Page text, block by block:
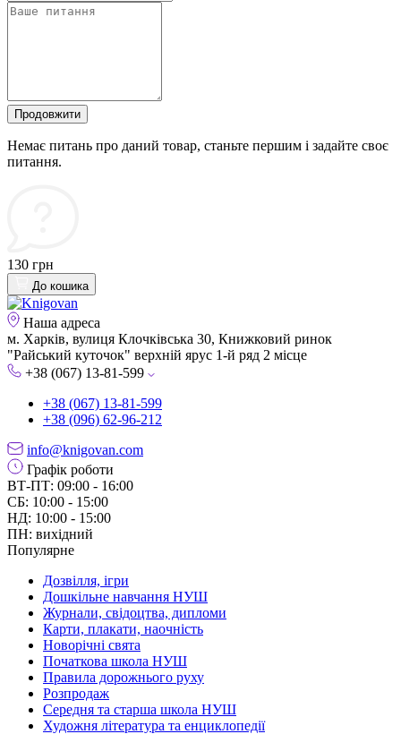
Продовжити
Немає питань про даний товар, станьте першим і задайте своє
питання.
130 грн
До кошика
Наша адреса
м. Харків, вулиця Клочківська 30, Книжковий ринок
"Райський куточок" верхній ярус 1-й ряд 2 місце
+38 (067) 13-81-599
+38 (067) 13-81-599
+38 (096) 62-96-212
info@knigovan.com
Графік роботи
ВТ-ПТ: 09:00 - 16:00
СБ: 10:00 - 15:00
НД: 10:00 - 15:00
ПН: вихідний
Популярне
Дозвілля, ігри
Дошкільне навчання НУШ
Журнали, свідоцтва, дипломи
Карти, плакати, наочність
Новорічні свята
Початкова школа НУШ
Правила дорожнього руху
Розпродаж
Середня та старша школа НУШ
Художня література та енциклопедії